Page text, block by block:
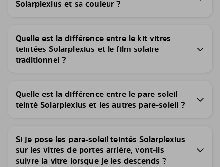
Solarplexius et sa couleur ?
Quelle est la différence entre le kit vitres
teintées Solarplexius et le film solaire
traditionnel ?
Quelle est la différence entre le pare-soleil
teinté Solarplexius et les autres pare-soleil ?
Si je pose les pare-soleil teintés Solarplexius
sur les vitres de portes arrière, vont-ils
suivre la vitre lorsque je les descends ?